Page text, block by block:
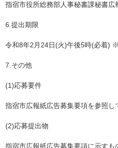
指宿市役所総務部人事秘書課秘書広
6.提出期限
令和8年2月 24日(火)午後5時(必着)
7.その他
(1)応募要件
指宿市広報紙広告募集要項を参照し
(2)応募提出物
指宿市広報紙広告募集要項に示すも